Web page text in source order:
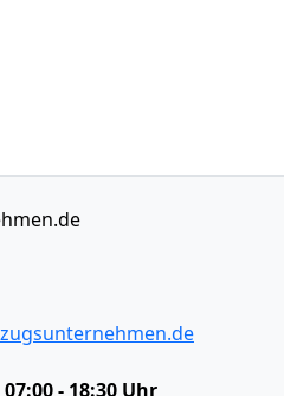
07:00 - 18:30 Uhr